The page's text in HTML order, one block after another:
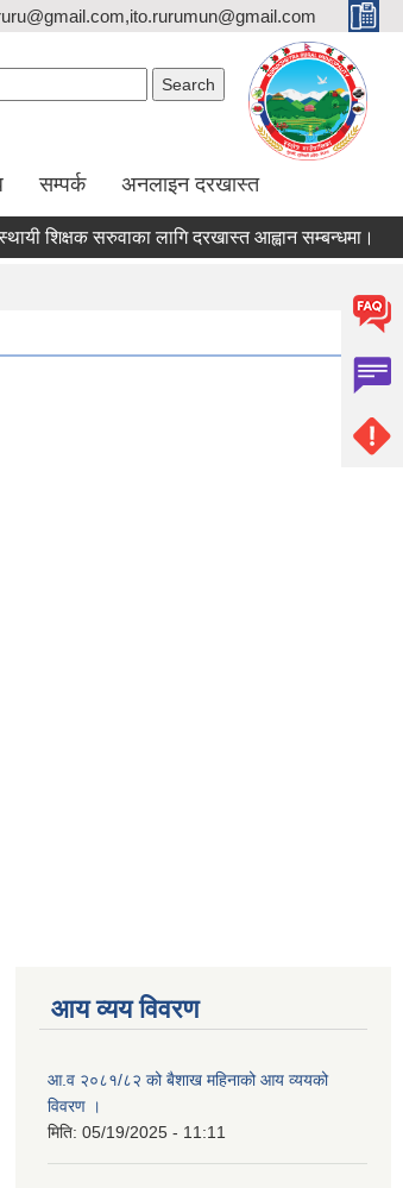
सम्पर्क अनलाइन दरखास्त
शिक्षक सरुवाका लागि दरखास्त आह्वान सम्बन्धमा।
आय व्यय विवरण
आ.व २०८१/८२ को बैशाख महिनाको आय व्ययको
विवरण ।
मिति: 05/19/2025 - 11:11